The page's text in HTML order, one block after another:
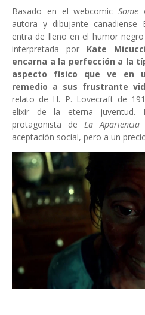
Basado en el webcomicSome
autora y dibujante canadiense
entra de lleno en el humor
interpretada por Kate
encarna a la perfección a la
aspecto físico que ve en
remedio a sus frustrante
relato de H. P. Lovecraft de
elixir de la eterna
protagonista deLa Apariencia
aceptación social, pero a un